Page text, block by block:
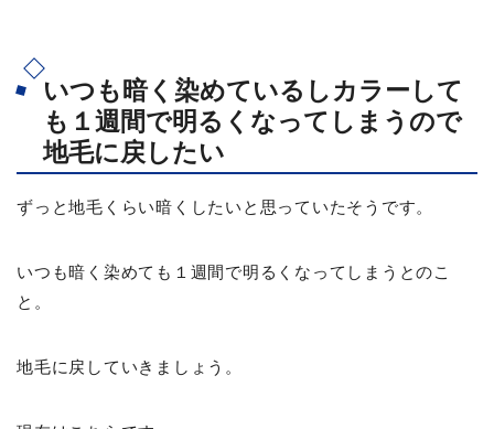
いつも暗く染めているしカラーして
も１週間で明るくなってしまうので
地毛に戻したい
ずっと地毛くらい暗くしたいと思っていたそうです。
いつも暗く染めても１週間で明るくなってしまうとのこ
と。
地毛に戻していきましょう。